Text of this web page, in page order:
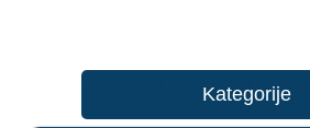
Kategorije